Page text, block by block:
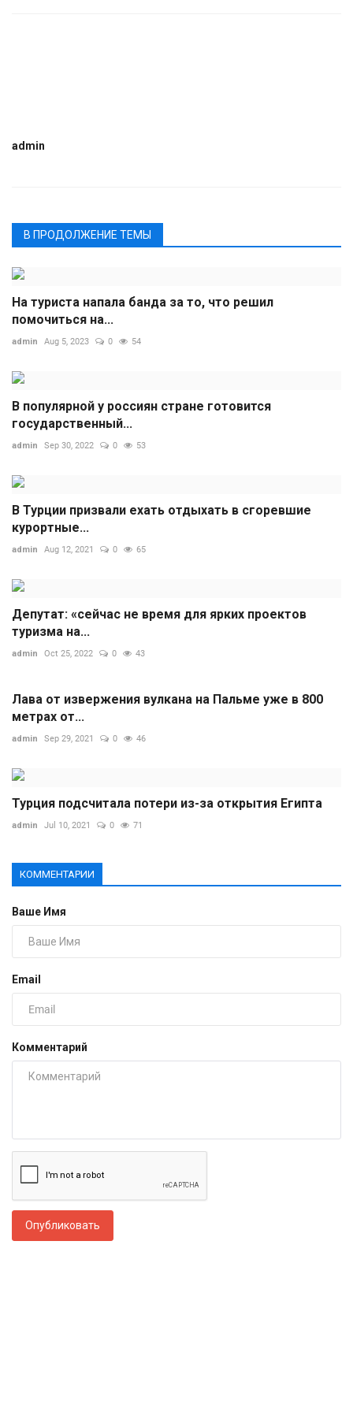
admin
В ПРОДОЛЖЕНИЕ ТЕМЫ
На туриста напала банда за то, что решил
помочиться на...
admin Aug 5, 2023 0 54
В популярной у россиян стране готовится
государственный...
admin Sep 30, 2022 0 53
В Турции призвали ехать отдыхать в сгоревшие
курортные...
admin Aug 12, 2021 0 65
Депутат: «сейчас не время для ярких проектов
туризма на...
admin Oct 25, 2022 0 43
Лава от извержения вулкана на Пальме уже в 800
метрах от...
admin Sep 29, 2021 0 46
Турция подсчитала потери из-за открытия Египта
admin Jul 10, 2021 0 71
КОММЕНТАРИИ
Ваше Имя
Email
Комментарий
Опубликовать